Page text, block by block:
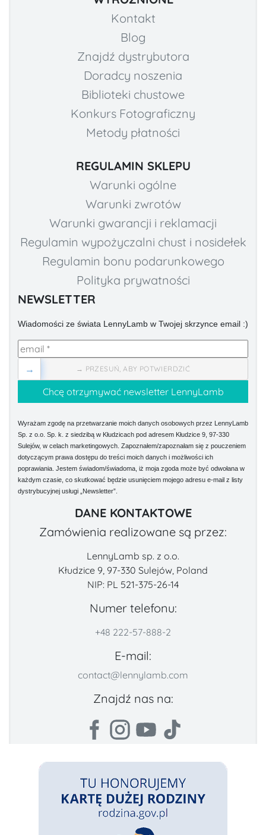
Kontakt
Blog
Znajdź dystrybutora
Doradcy noszenia
Biblioteki chustowe
Konkurs Fotograficzny
Metody płatności
REGULAMIN SKLEPU
Warunki ogólne
Warunki zwrotów
Warunki gwarancji i reklamacji
Regulamin wypożyczalni chust i nosidełek
Regulamin bonu podarunkowego
Polityka prywatności
NEWSLETTER
Wiadomości ze świata LennyLamb w Twojej skrzynce email :)
→ PRZESUŃ, ABY POTWIERDZIĆ
→
Wyrażam zgodę na przetwarzanie moich danych osobowych przez LennyLamb
Sp. z o.o. Sp. k. z siedzibą w Kłudzicach pod adresem Kłudzice 9, 97-330
Sulejów, w celach marketingowych. Zapoznałem/zapoznałam się z pouczeniem
dotyczącym prawa dostępu do treści moich danych i możliwości ich
poprawiania. Jestem świadom/świadoma, iż moja zgoda może być odwołana w
każdym czasie, co skutkować będzie usunięciem mojego adresu e-mail z listy
dystrybucyjnej usługi „Newsletter”.
DANE KONTAKTOWE
Zamówienia realizowane są przez:
LennyLamb sp. z o.o.
Kłudzice 9, 97-330 Sulejów, Poland
NIP: PL 521-375-26-14
Numer telefonu:
+48 222-57-888-2
E-mail:
contact@lennylamb.com
Znajdź nas na: